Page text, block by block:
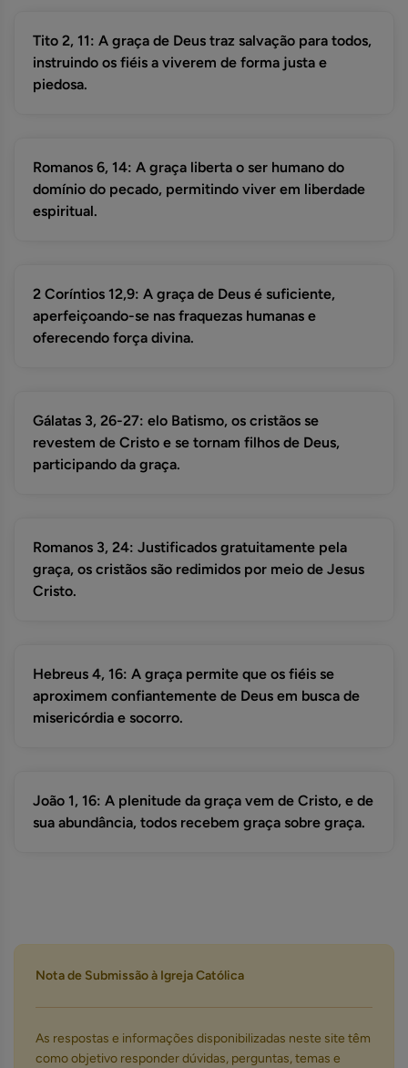
Tito 2, 11: A graça de Deus traz salvação para todos,
instruindo os fiéis a viverem de forma justa e
piedosa.
Romanos 6, 14: A graça liberta o ser humano do
domínio do pecado, permitindo viver em liberdade
espiritual.
2 Coríntios 12,9: A graça de Deus é suficiente,
aperfeiçoando-se nas fraquezas humanas e
oferecendo força divina.
Gálatas 3, 26-27: elo Batismo, os cristãos se
revestem de Cristo e se tornam filhos de Deus,
participando da graça.
Romanos 3, 24: Justificados gratuitamente pela
graça, os cristãos são redimidos por meio de Jesus
Cristo.
Hebreus 4, 16: A graça permite que os fiéis se
aproximem confiantemente de Deus em busca de
misericórdia e socorro.
João 1, 16: A plenitude da graça vem de Cristo, e de
sua abundância, todos recebem graça sobre graça.
Nota de Submissão à Igreja Católica
As respostas e informações disponibilizadas neste site têm
como objetivo responder dúvidas, perguntas, temas e